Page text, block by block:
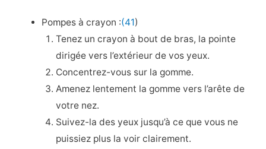
Pompes à crayon :(41)
Tenez un crayon à bout de bras, la pointe
dirigée vers l’extérieur de vos yeux.
Concentrez-vous sur la gomme.
Amenez lentement la gomme vers l’arête de
votre nez.
Suivez-la des yeux jusqu’à ce que vous ne
puissiez plus la voir clairement.